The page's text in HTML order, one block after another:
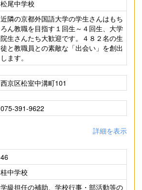
松尾中学校
近隣の京都外国語大学の学生さんはもち
ろん教職を目指す１回生～４回生、大学
院生さんたち大歓迎です。４８２名の生
徒と教職員との素敵な「出会い」を創出
します。
西京区松室中溝町101
075-391-9622
詳細を表示
46
桂中学校
学級担任の補助、学校行事・部活動等の